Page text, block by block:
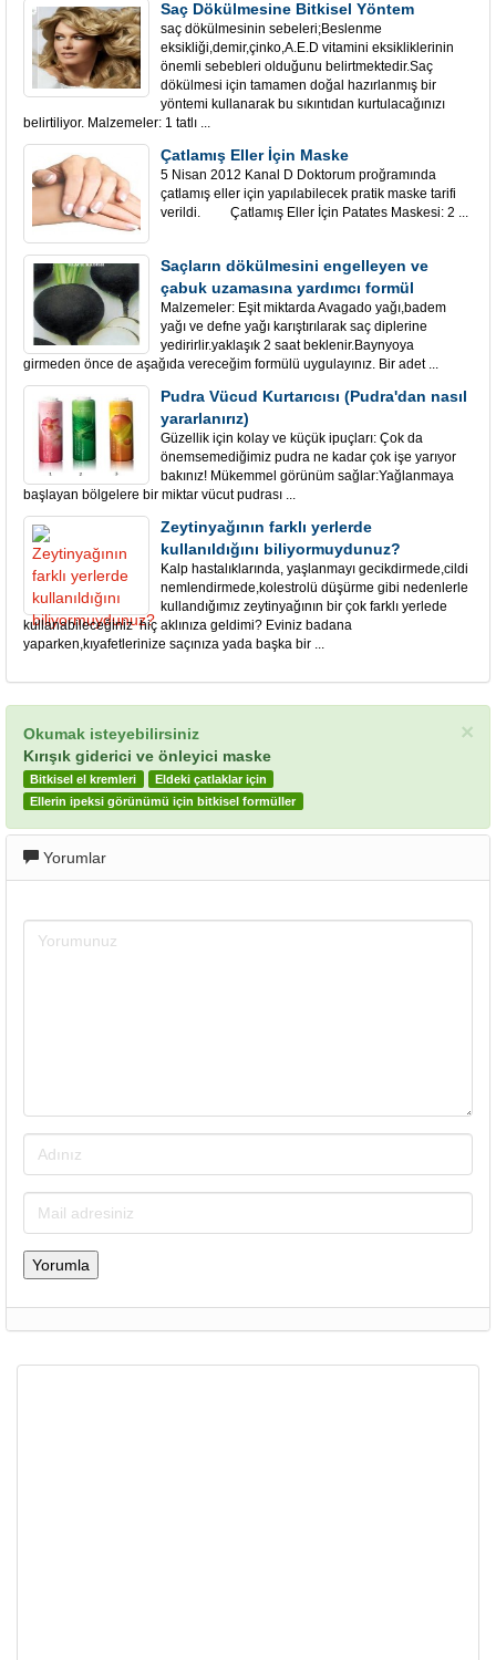
Saç Dökülmesine Bitkisel Yöntem
saç dökülmesinin sebeleri;Beslenme
eksikliği,demir,çinko,A.E.D vitamini eksikliklerinin
önemli sebebleri olduğunu belirtmektedir.Saç
dökülmesi için tamamen doğal hazırlanmış bir
yöntemi kullanarak bu sıkıntıdan kurtulacağınızı
belirtiliyor. Malzemeler: 1 tatlı ...
Çatlamış Eller İçin Maske
5 Nisan 2012 Kanal D Doktorum proğramında
çatlamış eller için yapılabilecek pratik maske tarifi
verildi. Çatlamış Eller İçin Patates Maskesi: 2 ...
Saçların dökülmesini engelleyen ve
çabuk uzamasına yardımcı formül
Malzemeler: Eşit miktarda Avagado yağı,badem
yağı ve defne yağı karıştırılarak saç diplerine
yedirirlir.yaklaşık 2 saat beklenir.Baynyoya
girmeden önce de aşağıda vereceğim formülü uygulayınız. Bir adet ...
Pudra Vücud Kurtarıcısı (Pudra'dan nasıl
yararlanırız)
Güzellik için kolay ve küçük ipuçları: Çok da
önemsemediğimiz pudra ne kadar çok işe yarıyor
bakınız! Mükemmel görünüm sağlar:Yağlanmaya
başlayan bölgelere bir miktar vücut pudrası ...
Zeytinyağının farklı yerlerde
kullanıldığını biliyormuydunuz?
Kalp hastalıklarında, yaşlanmayı gecikdirmede,cildi
nemlendirmede,kolestrolü düşürme gibi nedenlerle
kullandığımız zeytinyağının bir çok farklı yerlede
kullanabileceğiniz hiç aklınıza geldimi? Eviniz badana
yaparken,kıyafetlerinize saçınıza yada başka bir ...
×
Okumak isteyebilirsiniz
Kırışık giderici ve önleyici maske
Bitkisel el kremleri
Eldeki çatlaklar için
Ellerin ipeksi görünümü için bitkisel formüller
Yorumlar